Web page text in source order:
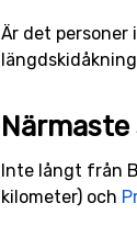
Är det personer
Inte långt från
kilometer) och